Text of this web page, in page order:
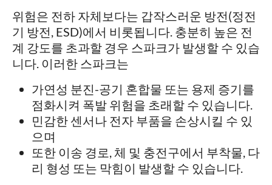
위험은 전하 자체보다는 갑작스러운 방전(정전
기 방전, ESD)에서 비롯됩니다. 충분히 높은 전
계 강도를 초과할 경우 스파크가 발생할 수 있습
니다. 이러한 스파크는
가연성 분진-공기 혼합물 또는 용제 증기를
점화시켜 폭발 위험을 초래할 수 있습니다.
민감한 센서나 전자 부품을 손상시킬 수 있
으며
또한 이송 경로, 체 및 충전구에서 부착물, 다
리 형성 또는 막힘이 발생할 수 있습니다.